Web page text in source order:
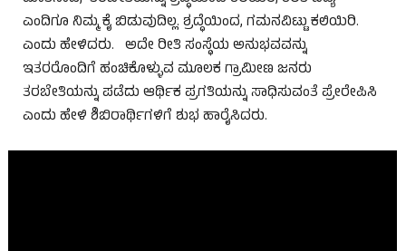
ಎಂದಿಗೂ ನಿಮ್ಮ ಕೈ ಬಿಡುವುದಿಲ್ಲ. ಶ್ರದ್ಧೆಯಿಂದ, ಗಮನವಿಟ್ಟು ಕಲಿಯಿರಿ.
ಎಂದು ಹೇಳಿದರು. ಅದೇ ರೀತಿ ಸಂಸ್ಥೆಯ ಅನುಭವವನ್ನು
ಇತರರೊಂದಿಗೆ ಹಂಚಿಕೊಳ್ಳುವ ಮೂಲಕ ಗ್ರಾಮೀಣ ಜನರು
ತರಬೇತಿಯನ್ನು ಪಡೆದು ಆರ್ಥಿಕ ಪ್ರಗತಿಯನ್ನು ಸಾಧಿಸುವಂತೆ ಪ್ರೇರೇಪಿಸಿ
ಎಂದು ಹೇಳಿ ಶಿಬಿರಾರ್ಥಿಗಳಿಗೆ ಶುಭ ಹಾರೈಸಿದರು.